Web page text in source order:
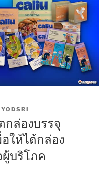
กล่องบรรจุ
ให้ได้กล่อง
ผู้บริโภค